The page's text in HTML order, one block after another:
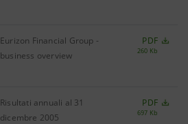
Eurizon Financial Group -
business overview
PDF
260 Kb
Risultati annuali al 31
dicembre 2005
PDF
697 Kb